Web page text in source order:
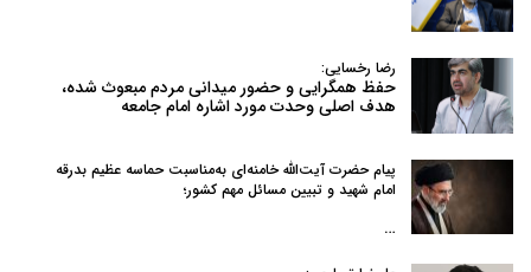
رضا رخسایی:
حفظ همگرایی و حضور میدانی مردم مبعوث شده،
هدف اصلی وحدت مورد اشاره امام جامعه
پیام حضرت آیت‌الله خامنه‌ای به‌مناسبت حماسه عظیم بدرقه
امام شهید و تبیین مسائل مهم کشور؛
…